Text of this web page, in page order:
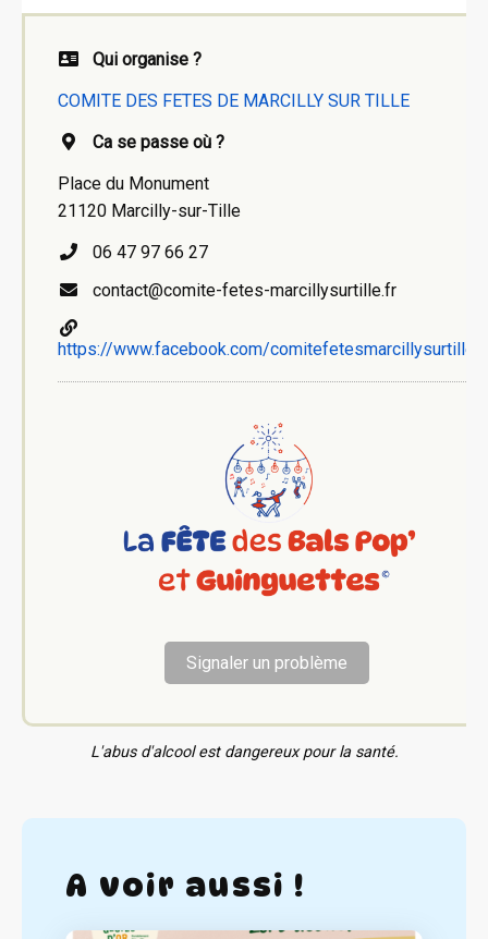
Qui organise ?
COMITE DES FETES DE MARCILLY SUR TILLE
Ca se passe où ?
Place du Monument
21120 Marcilly-sur-Tille
06 47 97 66 27
contact@comite-fetes-marcillysurtille.fr
https://www.facebook.com/comitefetesmarcillysurtille
Signaler un problème
L'abus d'alcool est dangereux pour la santé.
A voir aussi !